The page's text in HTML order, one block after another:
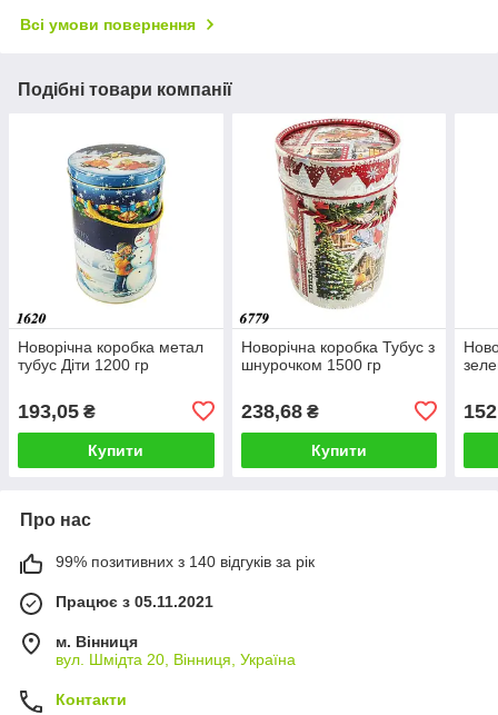
Всі умови повернення
Подібні товари компанії
Новорічна коробка метал
тубус Діти 1200 гр
193,05 ₴
Купити
Новорічна коробка Тубус з
шнурочком 1500 гр
238,68₴
Купити
Про нас
99% позитивних з 140 відгуків за рік
Працює з 05.11.2021
м. Вінниця
вул. Шмідта 20, Вінниця, Україна
Контакти